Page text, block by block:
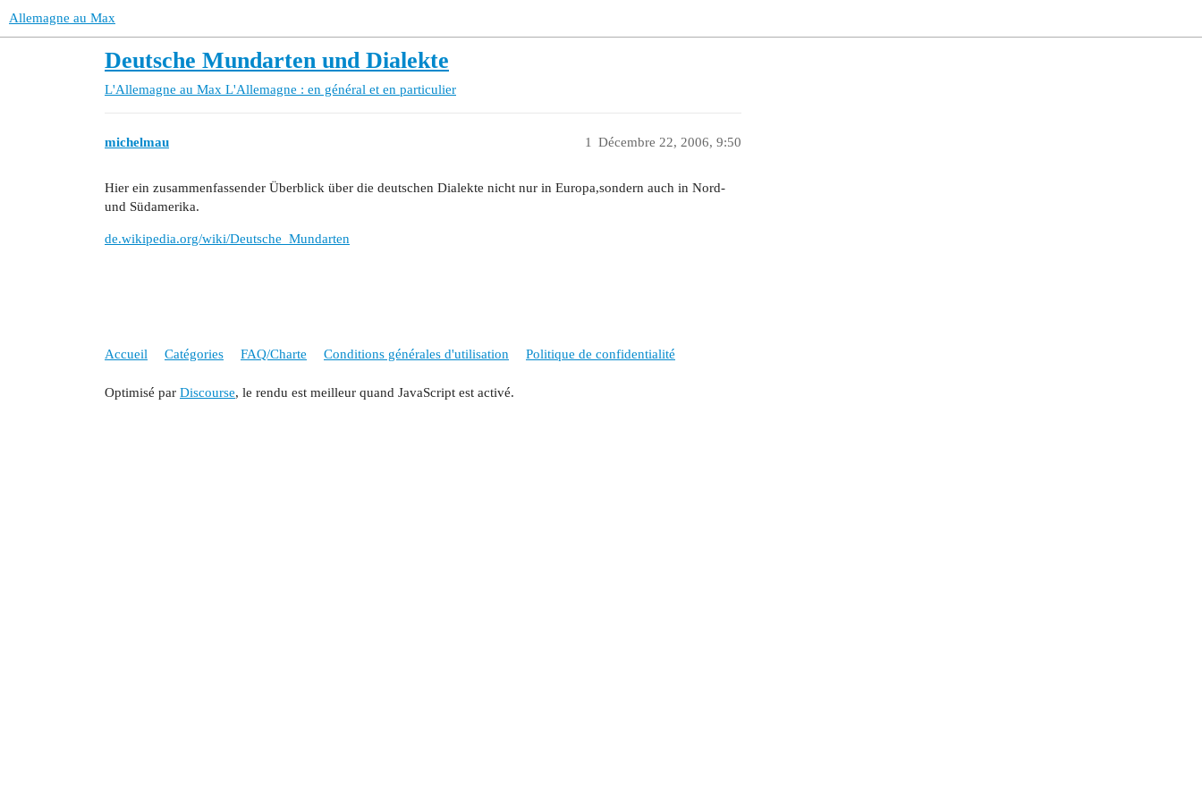
Allemagne au Max
Deutsche Mundarten und Dialekte
L'Allemagne au Max L'Allemagne : en général et en particulier
michelmau Décembre 22, 2006, 9:50
1
Hier ein zusammenfassender Überblick über die deutschen Dialekte nicht nur in Europa,sondern auch in Nord-
und Südamerika.
de.wikipedia.org/wiki/Deutsche_Mundarten
Accueil Catégories FAQ/Charte Conditions générales d'utilisation Politique de confidentialité
Optimisé par Discourse, le rendu est meilleur quand JavaScript est activé.